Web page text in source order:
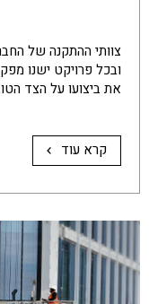
צוותי ההתקנה של
ובכל פרויקט ישנו
את ביצועו על הצד
קרא עוד